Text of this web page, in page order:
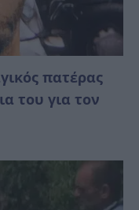
πατέρας
του για τον